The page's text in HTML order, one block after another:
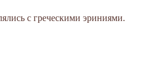
с греческими эриниями.